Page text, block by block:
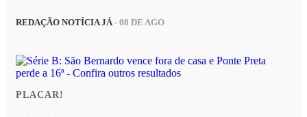
REDAÇÃO NOTÍCIA JÁ - 08 DE AGO
PLACAR!